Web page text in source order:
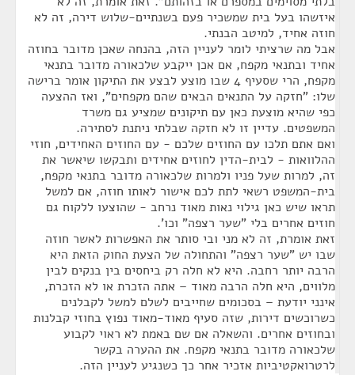
איזשהו בעל בית שמשכיר פעם בשנתיים-שלוש דירה, זה לא
חוזה אחיד, למיטב הבנתי.
אבל מה שרציתי לומר לעניין הזה, בהנחה שאכן מדובר בחוזה
אחיד ובתנאי מקפח, אם אכן ייקבע שלכאורה מדובר בתנאי
מקפח, הרי שסעיף 4 שבו מוצע לבצע את התיקון אומר ברישה
שלו: "חזקה על התנאים הבאים שהם מקפחים", ואז ההצעה
כפי שהיא מוצעת כאן עם תיקונים שמציע גם משרד
המשפטים. עדיין זו לא חזקה שבלתי ניתנת לסתירה.
ואם אתם תלכו עם החוזים שלכם - עם החוזים האחידים, חוזי
ההלוואות - לבית-הדין לחוזים אחידים ותבקשו שיאשר את
זה, למרות שעל פניו ולמרות שלכאורה מדובר בתנאי מקפח,
בית-המשפט רשאי לתת לכם אישור לאותו חוזה, אם למשל
תראו שיש כאן גילוי נאות מאוד נרחב - שהוצעו ללקוח גם
חוזים אחרים בלי "שער רצפה" וכו'.
זאת אומרת, זה לא מני ובי סותר את האפשרות לאשר חוזה
שבו יש "שער רצפה" והתחולה של הצעת החוק הזאת היא
הרבה יותר רחבה. היא לא חלה רק ביחסים בין בנקים לבין
מלווים, היא חלה הרבה מאוד – אתה הזכרת או לא הזכרת,
אינני יודעת – בסכומים שחייבים לשלם למשל לקבלנים
כשרוכשים דירות, שזה סעיף מאוד-מאוד נפוץ בחוזי קבלנות
ובחוזים אחרים. והשאלה אם שם באמת לא ראוי לקבוע
שלכאורה מדובר בתנאי מקפח. את ההערה בקשר
לרטרואקטיביות אזכיר אחר כך כשנגיע לעניין הזה.